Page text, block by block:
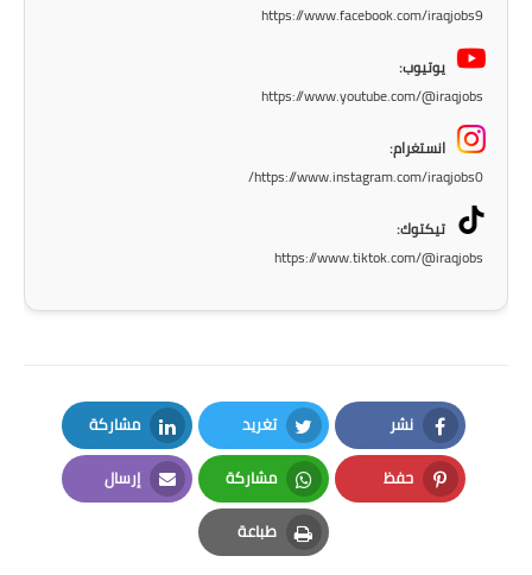
الطقس
العطل
صحة وطب
https://www.facebook.com/iraqjobs9
يوتيوب:
https://www.youtube.com/@iraqjobs
انستغرام:
https://www.instagram.com/iraqjobs0/
تيكتوك:
https://www.tiktok.com/@iraqjobs
نشر
Facebook
تغريد
Twitter
مشاركة
LinkedIn
حفظ
Pinterest
مشاركة
Whatsapp
إرسال
Email
طباعة
Print